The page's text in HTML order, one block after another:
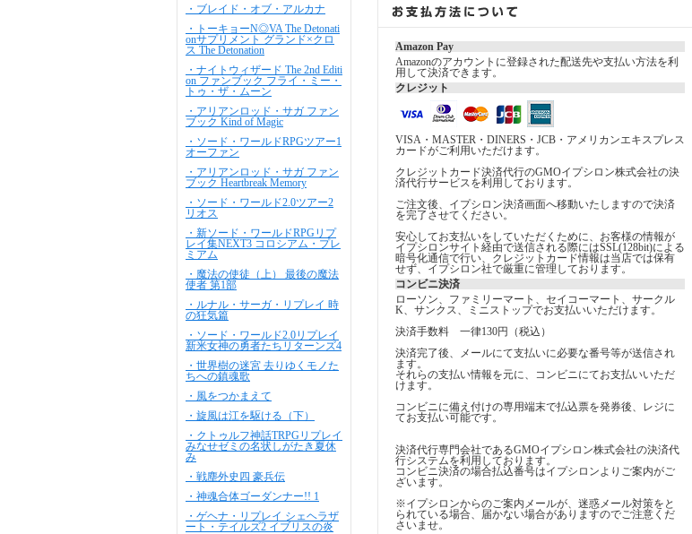
・ブレイド・オブ・アルカナ
・トーキョーN◎VA The Detonati
onサプリメント グランド×クロ
ス The Detonation
・ナイトウィザード The 2nd Editi
on ファンブック フライ・ミー・
トゥ・ザ・ムーン
・アリアンロッド・サガ ファン
ブック Kind of Magic
・ソード・ワールドRPGツアー1
オーファン
・アリアンロッド・サガ ファン
ブック Heartbreak Memory
・ソード・ワールド2.0ツアー2
リオス
・新ソード・ワールドRPGリプ
レイ集NEXT3 コロシアム・プレ
ミアム
・魔法の使徒（上） 最後の魔法
使者 第1部
・ルナル・サーガ・リプレイ 時
の狂気篇
・ソード・ワールド2.0リプレイ
新米女神の勇者たちリターンズ4
・世界樹の迷宮 去りゆくモノた
ちへの鎮魂歌
・風をつかまえて
・旋風は江を駆ける（下）
・クトゥルフ神話TRPGリプレイ
みなせゼミの名状しがたき夏休
み
・戦塵外史四 豪兵伝
・神魂合体ゴーダンナー!! 1
・ゲヘナ・リプレイ シェヘラザ
ート・テイルズ2 イブリスの炎
Amazon Pay
Amazonのアカウントに登録された配送先や支払い方法を利
用して決済できます。
クレジット
VISA・MASTER・DINERS・JCB・アメリカンエキスプレス
カードがご利用いただけます。
クレジットカード決済代行のGMOイプシロン株式会社の決
済代行サービスを利用しております。
ご注文後、イプシロン決済画面へ移動いたしますので決済
を完了させてください。
安心してお支払いをしていただくために、お客様の情報が
イプシロンサイト経由で送信される際にはSSL(128bit)による
暗号化通信で行い、クレジットカード情報は当店では保有
せず、イプシロン社で厳重に管理しております。
コンビニ決済
ローソン、ファミリーマート、セイコーマート、サークル
K、サンクス、ミニストップでお支払いいただけます。
決済手数料 一律130円（税込）
決済完了後、メールにて支払いに必要な番号等が送信され
ます。
それらの支払い情報を元に、コンビニにてお支払いいただ
けます。
コンビニに備え付けの専用端末で払込票を発券後、レジに
てお支払い可能です。
決済代行専門会社であるGMOイプシロン株式会社の決済代
行システムを利用しております。
コンビニ決済の場合払込番号はイプシロンよりご案内がご
ざいます。
※イプシロンからのご案内メールが、迷惑メール対策をと
られている場合、届かない場合がありますのでご注意くだ
さいませ。